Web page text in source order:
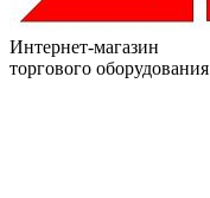
Интернет-магазин
торгового оборудования